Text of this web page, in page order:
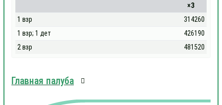
×3
1 взр
314260
1 взр; 1 дет
426190
2 взр
481520
Главная палуба